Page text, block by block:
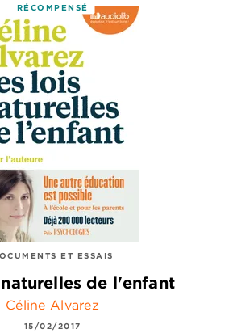
RÉCOMPENSÉ
ET ESSAIS
de l'enfant
Céline Alvarez
15/02/2017